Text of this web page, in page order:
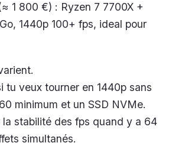
1 800 €) : Ryzen 7 7700X +
1440p 100+ fps, ideal pour
tu veux tourner en 1440p sans
minimum et un SSD NVMe.
la stabilité des fps quand y a 64
simultanés.